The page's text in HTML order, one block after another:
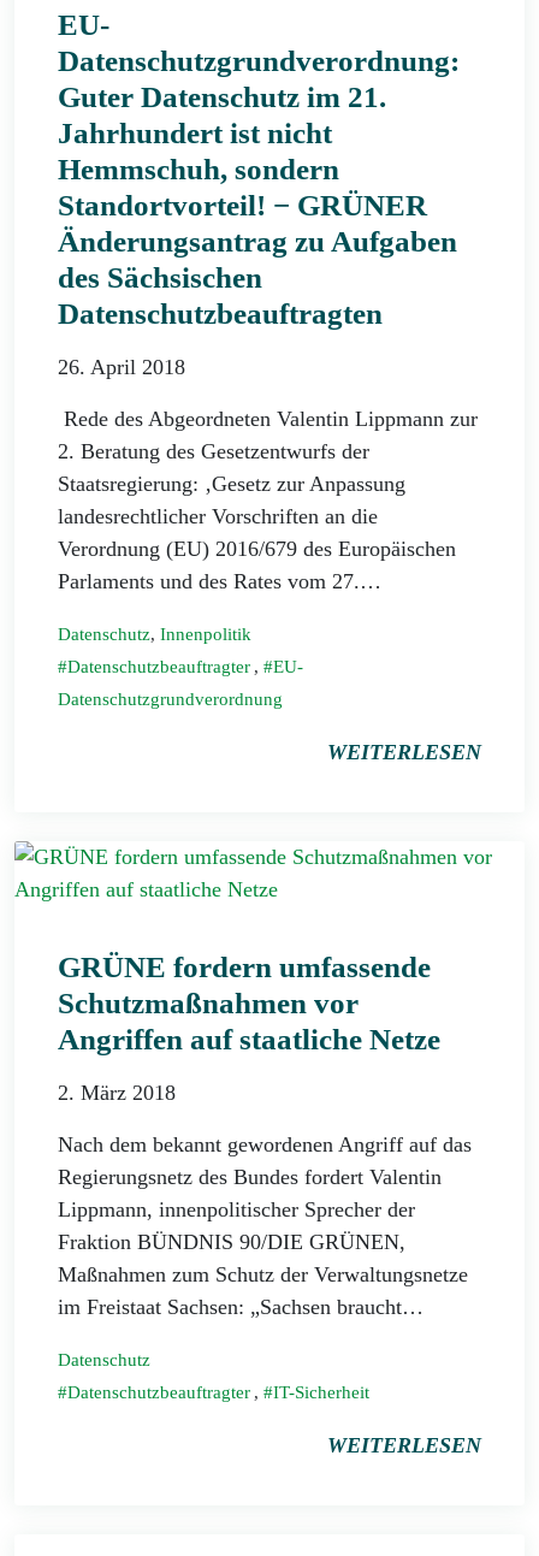
EU-
Datenschutzgrundverordnung:
Guter Datenschutz im 21.
Jahrhundert ist nicht
Hemmschuh, sondern
Standortvorteil! − GRÜNER
Änderungsantrag zu Aufgaben
des Sächsischen
Datenschutzbeauftragten
26. April 2018
Rede des Abgeordneten Valentin Lippmann zur
2. Beratung des Gesetzentwurfs der
Staatsregierung: ‚Gesetz zur Anpassung
landesrechtlicher Vorschriften an die
Verordnung (EU) 2016/679 des Europäischen
Parlaments und des Rates vom 27.…
Datenschutz, Innenpolitik
Datenschutzbeauftragter ,
EU-
Datenschutzgrundverordnung
WEITERLESEN
GRÜNE fordern umfassende
Schutzmaßnahmen vor
Angriffen auf staatliche Netze
2. März 2018
Nach dem bekannt gewordenen Angriff auf das
Regierungsnetz des Bundes fordert Valentin
Lippmann, innenpolitischer Sprecher der
Fraktion BÜNDNIS 90/DIE GRÜNEN,
Maßnahmen zum Schutz der Verwaltungsnetze
im Freistaat Sachsen: „Sachsen braucht…
Datenschutz
Datenschutzbeauftragter , IT-Sicherheit
WEITERLESEN